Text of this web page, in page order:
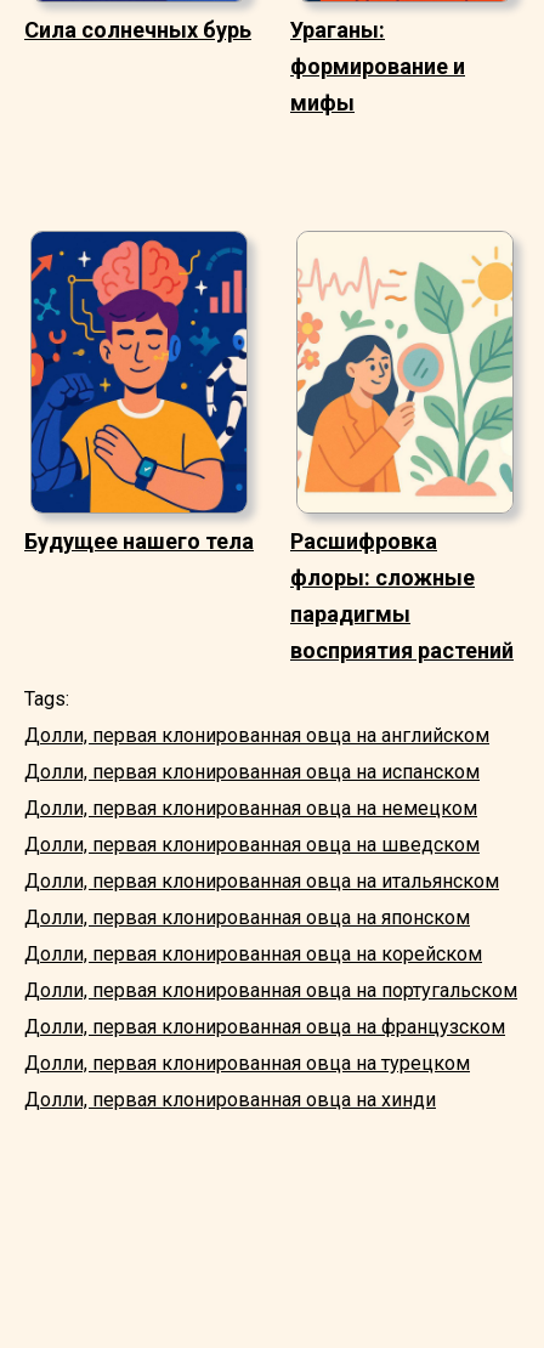
Сила солнечных бурь
Ураганы:
формирование и
мифы
Будущее нашего тела
Расшифровка
флоры: сложные
парадигмы
восприятия растений
Tags:
Долли, первая клонированная овца на английском
Долли, первая клонированная овца на испанском
Долли, первая клонированная овца на немецком
Долли, первая клонированная овца на шведском
Долли, первая клонированная овца на итальянском
Долли, первая клонированная овца на японском
Долли, первая клонированная овца на корейском
Долли, первая клонированная овца на португальском
Долли, первая клонированная овца на французском
Долли, первая клонированная овца на турецком
Долли, первая клонированная овца на хинди